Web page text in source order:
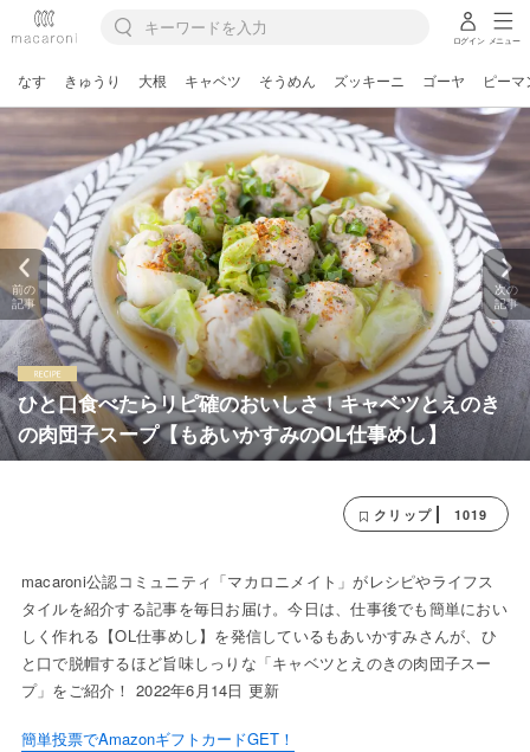
ログイン メニュー
なす きゅうり 大根 キャベツ そうめん ズッキーニ ゴーヤ ピーマ
ひと口食べたらリピ確のおいしさ！キャベツとえのき
の肉団子スープ【もあいかすみのOL仕事めし】
前の
記事
次の
記事
クリップ 1019
macaroni公認コミュニティ「マカロニメイト」がレシピやライフス
タイルを紹介する記事を毎日お届け。今日は、仕事後でも簡単におい
しく作れる【OL仕事めし】を発信しているもあいかすみさんが、ひ
と口で脱帽するほど旨味しっりな「キャベツとえのきの肉団子スー
プ」をご紹介！ 2022年6月14日 更新
簡単投票でAmazonギフトカードGET！